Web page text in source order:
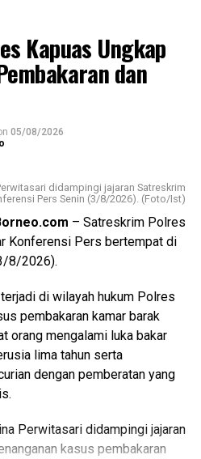
Kecamatan Kapuas
ini merupakan bentuk
kepada masyarakat yang
pelaksanaan
kini tidak hanya berfokus
dan anak, tetapi juga
Pelayanan Minimal.
implementasi Posyandu 6
seluruh pihak mulai
kecamatan pemerintah
Posyandu hingga
sektor menjadi kunci agar
dan sosial dapat dideteksi
cepat dan tepat, ” katanya.
melalui kegiatan tersebut Tim
Kapuas juga memperkuat
Kapuas Ungkap
dan
05/08/2026
didampingi jajaran Satreskrim
Pers Senin (3/8/2026). (Foto/Ist)
– Satreskrim Polres
Konferensi Pers bertempat di
8/2026).
di wilayah hukum Polres
pembakaran kamar barak
orang mengalami luka bakar
lima tahun serta
dengan pemberatan yang
Perwitasari didampingi jajaran
kasus pembakaran